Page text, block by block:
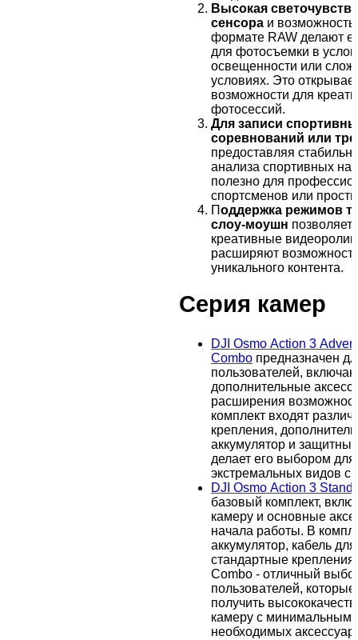
Высокая
сенсора и
формате RAW делают
для фотосъемки в
освещенности или
условиях. Это
возможности для
фотосессий.
Для записи
соревнований или
предоставляя
анализа спортивных
полезно для
спортсменов или
Поддержка режимов
слоу-моушн позволяет
креативные
расширяют
уникального контента.
Серия камер
DJI Osmo Action 3
Combo предназначен
пользователей,
дополнительные
расширения
комплект входят
крепления,
аккумулятор и
делает его выбором для
экстремальных видов
DJI Osmo Action 3
базовый комплект,
камеру и основные
начала работы. В
аккумулятор, кабель
стандартные
Combo - отличный
пользователей, которые
получить
камеру с минимальным
необходимых